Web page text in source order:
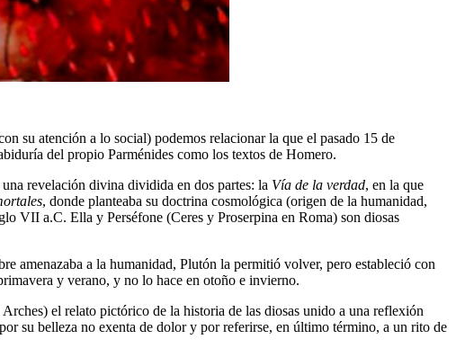
su atención a lo social) podemos relacionar la que el pasado 15 de
del propio Parménides como los textos de Homero.
revelación divina dividida en dos partes: la Vía de la verdad, en la que
, donde planteaba su doctrina cosmológica (origen de la humanidad,
VII a.C. Ella y Perséfone (Ceres y Proserpina en Roma) son diosas
amenazaba a la humanidad, Plutón la permitió volver, pero estableció con
y verano, y no lo hace en otoño e invierno.
el relato pictórico de la historia de las diosas unido a una reflexión
su belleza no exenta de dolor y por referirse, en último término, a un rito de